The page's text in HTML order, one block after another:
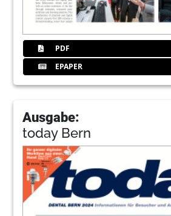
PDF
EPAPER
Ausgabe:
today Bern